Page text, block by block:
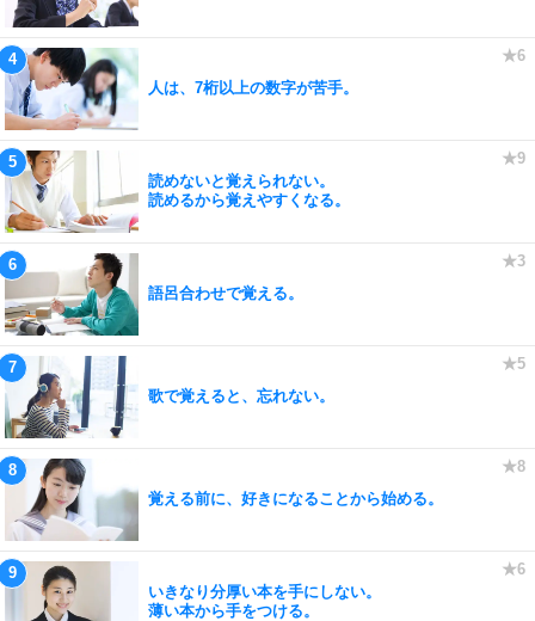
人は、7桁以上の数字が苦手。
読めないと覚えられない。
読めるから覚えやすくなる。
語呂合わせで覚える。
歌で覚えると、忘れない。
覚える前に、好きになることから始める。
いきなり分厚い本を手にしない。
薄い本から手をつける。